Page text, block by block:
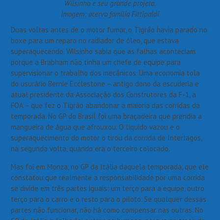
Wilsinho e seu grande projeto.
Imagem: acervo família Fittipaldi
Duas voltas antes de o motor fumar, o Tigrão havia parado no
boxe para um reparo no radiador de óleo, que estava
superaquecendo. Wilsinho sabia que as falhas aconteciam
porque a Brabham não tinha um chefe de equipe para
supervisionar o trabalho dos mecânicos. Uma economia tola
do usurário Bernie Ecclestone – antigo dono da escuderia e
atual presidente da Associação dos Construtores da F-1, a
FOA – que fez o Tigrão abandonar a maioria das corridas da
temporada. No GP do Brasil foi uma braçadeira que prendia a
mangueira de água que afrouxou. O líquido vazou e o
superaquecimento do motor o tirou da corrida de Interlagos,
na segunda volta, quando era o terceiro colocado.
Mas foi em Monza, no GP da Itália daquela temporada, que ele
constatou que realmente a responsabilidade por uma corrida
se divide em três partes iguais: um terço para a equipe, outro
terço para o carro e o resto para o piloto. Se qualquer dessas
partes não funcionar, não há como compensar nas outras. No